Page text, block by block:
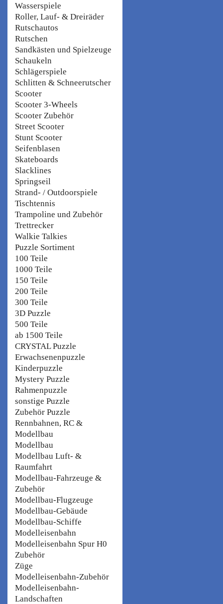
Wasserspiele
Roller, Lauf- & Dreiräder
Rutschautos
Rutschen
Sandkästen und Spielzeuge
Schaukeln
Schlägerspiele
Schlitten & Schneerutscher
Scooter
Scooter 3-Wheels
Scooter Zubehör
Street Scooter
Stunt Scooter
Seifenblasen
Skateboards
Slacklines
Springseil
Strand- / Outdoorspiele
Tischtennis
Trampoline und Zubehör
Trettrecker
Walkie Talkies
Puzzle Sortiment
100 Teile
1000 Teile
150 Teile
200 Teile
300 Teile
3D Puzzle
500 Teile
ab 1500 Teile
CRYSTAL Puzzle
Erwachsenenpuzzle
Kinderpuzzle
Mystery Puzzle
Rahmenpuzzle
sonstige Puzzle
Zubehör Puzzle
Rennbahnen, RC &
Modellbau
Modellbau
Modellbau Luft- &
Raumfahrt
Modellbau-Fahrzeuge &
Zubehör
Modellbau-Flugzeuge
Modellbau-Gebäude
Modellbau-Schiffe
Modelleisenbahn
Modelleisenbahn Spur H0
Zubehör
Züge
Modelleisenbahn-Zubehör
Modelleisenbahn-
Landschaften